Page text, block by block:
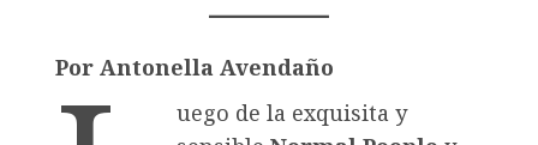
Por Antonella Avendaño
uego de la exquisita y